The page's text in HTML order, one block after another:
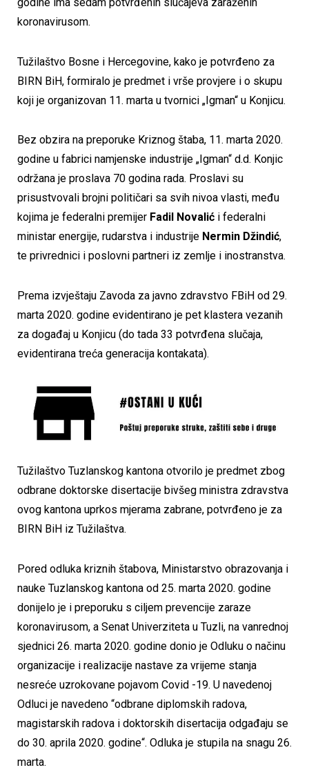
koronavirusom.
Tužilaštvo Bosne i Hercegovine, kako je potvrđeno za
BIRN BiH, formiralo je predmet i vrše provjere i o skupu
koji je organizovan 11. marta u tvornici „Igman“ u Konjicu.
Bez obzira na preporuke Kriznog štaba, 11. marta 2020.
godine u fabrici namjenske industrije „Igman“ d.d. Konjic
održana je proslava 70 godina rada. Proslavi su
prisustvovali brojni političari sa svih nivoa vlasti, među
kojima je federalni premijer Fadil Novalić i federalni
ministar energije, rudarstva i industrije Nermin Džindić,
te privrednici i poslovni partneri iz zemlje i inostranstva.
Prema izvještaju Zavoda za javno zdravstvo FBiH od 29.
marta 2020. godine evidentirano je pet klastera vezanih
za događaj u Konjicu (do tada 33 potvrđena slučaja,
evidentirana treća generacija kontakata).
Tužilaštvo Tuzlanskog kantona otvorilo je predmet zbog
odbrane doktorske disertacije bivšeg ministra zdravstva
ovog kantona uprkos mjerama zabrane, potvrđeno je za
BIRN BiH iz Tužilaštva.
Pored odluka kriznih štabova, Ministarstvo obrazovanja i
nauke Tuzlanskog kantona od 25. marta 2020. godine
donijelo je i preporuku s ciljem prevencije zaraze
koronavirusom, a Senat Univerziteta u Tuzli, na vanrednoj
sjednici 26. marta 2020. godine donio je Odluku o načinu
organizacije i realizacije nastave za vrijeme stanja
nesreće uzrokovane pojavom Covid -19. U navedenoj
Odluci je navedeno “odbrane diplomskih radova,
magistarskih radova i doktorskih disertacija odgađaju se
do 30. aprila 2020. godine“. Odluka je stupila na snagu 26.
marta.